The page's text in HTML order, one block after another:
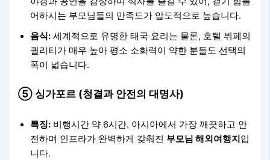
어하시는 부모님들의 만족도가 압도적으로 높습니다.
음식: 세계적으로 유명한 태국 요리는 물론, 호텔 뷔페의
퀄리티가 매우 높아 평소 소화력이 약한 분들도 선택의
폭이 넓습니다.
⑤ 싱가포르 (청결과 안전의 대명사)
특징: 비행시간 약 6시간. 아시아에서 가장 깨끗하고 안
전하며 인프라가 완벽하게 갖춰진 부모님 해외여행지 입
니다.